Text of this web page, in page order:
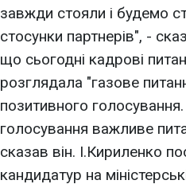
завжди стояли і будемо
стосунки партнерів", -
що сьогодні кадрові
розглядала "газове
позитивного
голосування важливе
сказав він. І.Кириленко
кандидатур на